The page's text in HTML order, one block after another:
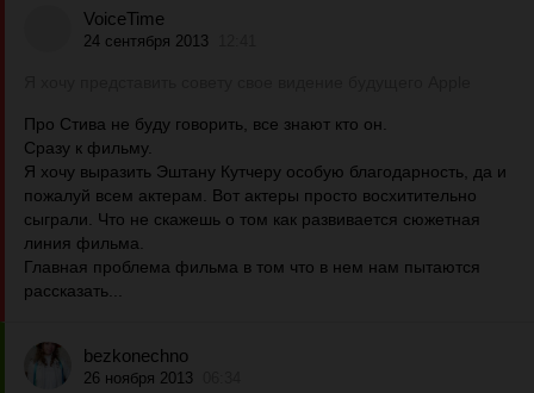
VoiceTime
24 сентября 2013
Про Стива не буду говорить, все знают кто он.
Сразу к фильму.
Я хочу выразить Эштану Кутчеру особую благодарность, да и
пожалуй всем актерам. Вот актеры просто восхитительно
сыграли. Что не скажешь о том как развивается сюжетная
линия фильма.
Главная проблема фильма в том что в нем нам пытаются
рассказать...
bezkonechno
26 ноября 2013